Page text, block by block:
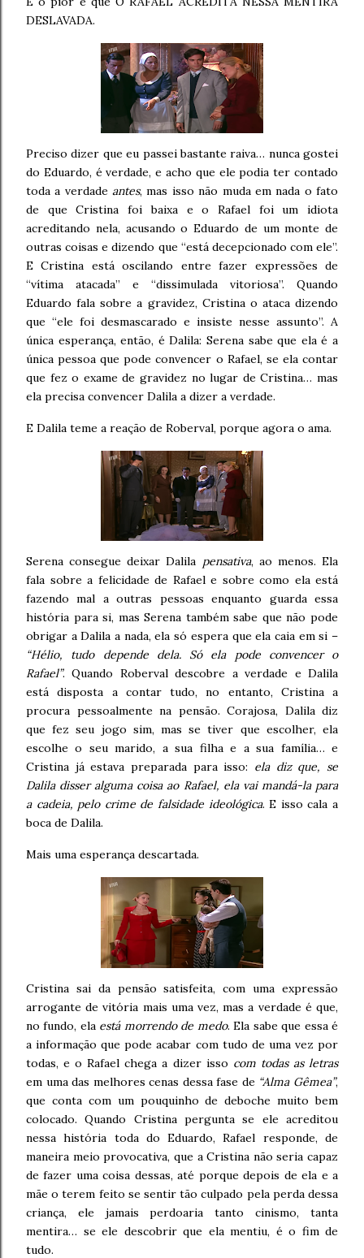
DESLAVADA.
Preciso dizer que eu passei bastante raiva… nunca gostei
do Eduardo, é verdade, e acho que ele podia ter contado
toda a verdadeantes, mas isso não muda em nada o fato
de que Cristina foi baixa e o Rafael foi um idiota
acreditando nela, acusando o Eduardo de um monte de
outras coisas e dizendo que “está decepcionado com ele”.
E Cristina está oscilando entre fazer expressões de
“vítima atacada” e “dissimulada vitoriosa”. Quando
Eduardo fala sobre a gravidez, Cristina o ataca dizendo
que “ele foi desmascarado e insiste nesse assunto”. A
única esperança, então, é Dalila: Serena sabe que ela é a
única pessoa que pode convencer o Rafael, se ela contar
que fez o exame de gravidez no lugar de Cristina… mas
ela precisa convencer Dalila a dizer a verdade.
E Dalila teme a reação de Roberval, porque agora o ama.
Serena consegue deixar Dalila pensativa, ao menos. Ela
fala sobre a felicidade de Rafael e sobre como ela está
fazendo mal a outras pessoas enquanto guarda essa
história para si, mas Serena também sabe que não pode
obrigar a Dalila a nada, ela só espera que ela caia em si –
“Hélio, tudo depende dela. Só ela pode convencer o
Rafael”. Quando Roberval descobre a verdade e Dalila
está disposta a contar tudo, no entanto, Cristina a
procura pessoalmente na pensão. Corajosa, Dalila diz
que fez seu jogo sim, mas se tiver que escolher, ela
escolhe o seu marido, a sua filha e a sua família… e
Cristina já estava preparada para isso: ela diz que, se
Dalila disser alguma coisa ao Rafael, ela vai mandá-la para
a cadeia, pelo crime de falsidade ideológica. E isso cala a
boca de Dalila.
Mais uma esperança descartada.
Cristina sai da pensão satisfeita, com uma expressão
arrogante de vitória mais uma vez, mas a verdade é que,
no fundo, ela está morrendo de medo. Ela sabe que essa é
a informação que pode acabar com tudo de uma vez por
todas, e o Rafael chega a dizer isso com todas as letras
em uma das melhores cenas dessa fase de “Alma Gêmea”,
que conta com um pouquinho de deboche muito bem
colocado. Quando Cristina pergunta se ele acreditou
nessa história toda do Eduardo, Rafael responde, de
maneira meio provocativa, que a Cristina não seria capaz
de fazer uma coisa dessas, até porque depois de ela e a
mãe o terem feito se sentir tão culpado pela perda dessa
criança, ele jamais perdoaria tanto cinismo, tanta
mentira… se ele descobrir que ela mentiu, é o fim de
tudo.